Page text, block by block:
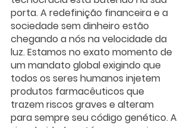
porta. A redefinição financeira e a
sociedade sem dinheiro estão
chegando a nós na velocidade da
luz. Estamos no exato momento de
um mandato global exigindo que
todos os seres humanos injetem
produtos farmacêuticos que
trazem riscos graves e alteram
para sempre seu código genético. A